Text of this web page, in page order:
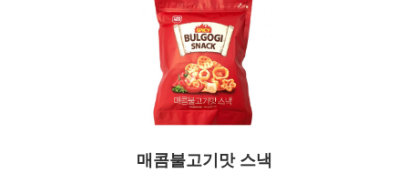
매콤불고기맛 스낵